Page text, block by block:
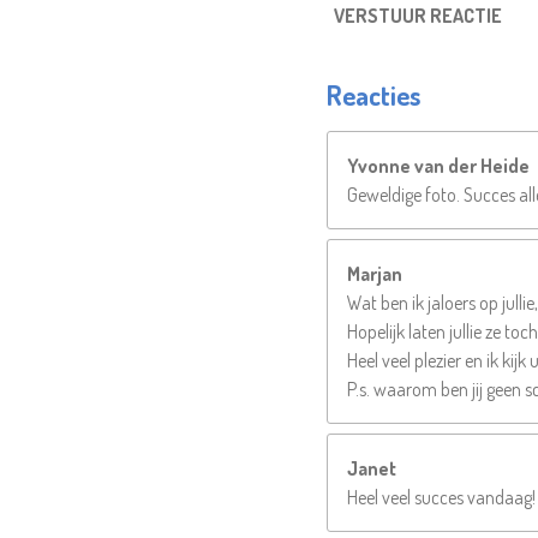
VERSTUUR REACTIE
Reacties
Yvonne van der Heide
Geweldige foto. Succes
Marjan
Wat ben ik jaloers op
Hopelijk laten jullie ze
Heel veel plezier en ik
P.s. waarom ben jij geen
Janet
Heel veel succes